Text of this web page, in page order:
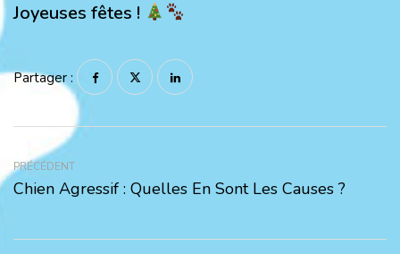
Joyeuses fêtes !
Partager :
PRÉCÉDENT
Chien Agressif : Quelles En Sont Les Causes ?